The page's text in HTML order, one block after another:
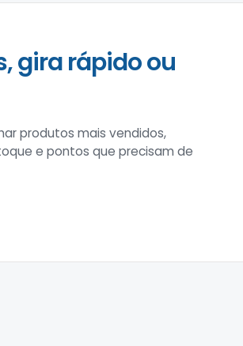
gira rápido ou
produtos mais vendidos,
e pontos que precisam de